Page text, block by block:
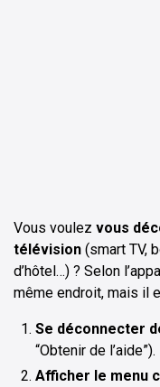
Vous voulez vous
télévision (smart TV,
d’hôtel…) ? Selon
même endroit, mais il
Se déconnecter
“Obtenir de l’aide”).
Afficher le menu